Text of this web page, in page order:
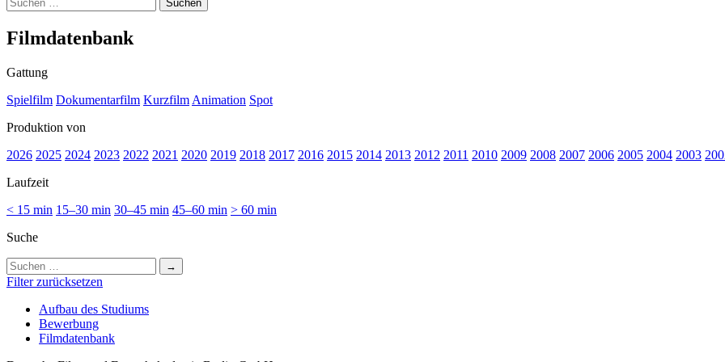
nach:
Film­da­ten­bank
Gattung
Spielfilm Dokumentarfilm Kurzfilm Animation Spot
Produktion von
2026 2025 2024 2023 2022 2021 2020 2019 2018 2017 2016 2015 2014 2013 2012 2011 2010 2009 2008 2007 2006 2005 2004 2003
Laufzeit
< 15 min 15–30 min 30–45 min 45–60 min > 60 min
Suche
Suchen
nach:
Filter zurücksetzen
Auf­bau des Stu­di­ums
Bewer­bung
Film­da­ten­bank